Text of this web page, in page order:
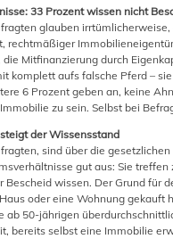
33 Prozent wissen nicht
glauben
rechtmäßiger
die Mitfinanzierung durch
komplett aufs falsche Pferd –
6 Prozent geben an, keine
zu sein. Selbst bei
der Wissensstand
sind über die
gut aus: Sie
Bescheid wissen. Der Grund für
oder eine Wohnung gekauft
ab 50-jährigen
bereits selbst eine Immobilie